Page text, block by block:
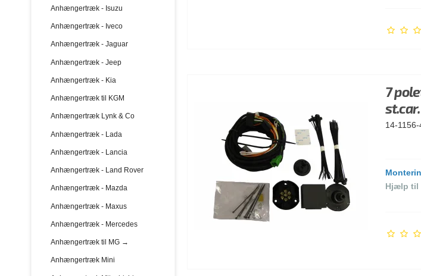
Anhængertræk - Isuzu
Anhængertræk - Iveco
Anhængertræk - Jaguar
Anhængertræk - Jeep
Anhængertræk - Kia
Anhængertræk til KGM
Anhængertræk Lynk & Co
Anhængertræk - Lada
Anhængertræk - Lancia
Anhængertræk - Land Rover
Anhængertræk - Mazda
Anhængertræk - Maxus
Anhængertræk - Mercedes
Anhængertræk til MG →
Anhængertræk Mini
7
14-1156-
Hjælp til